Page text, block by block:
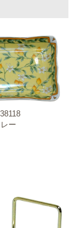
レー